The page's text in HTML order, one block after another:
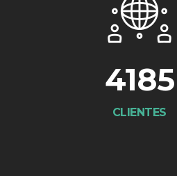
4185
CLIENTES